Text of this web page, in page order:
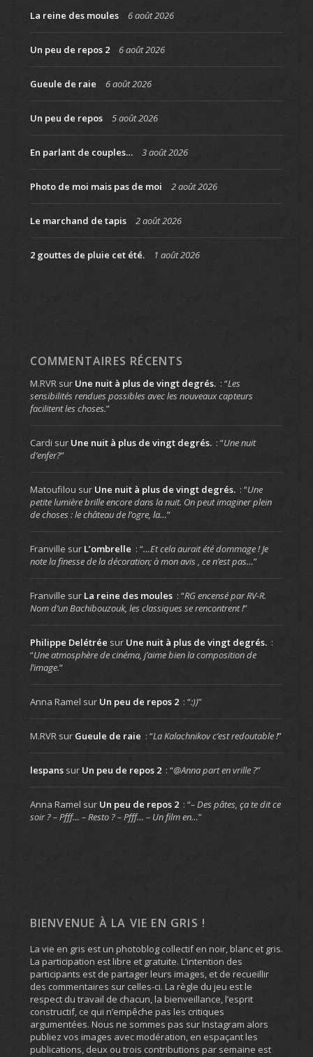
La reine des moules 6 août 2026
Un peu de repos 2 6 août 2026
Gueule de raie 6 août 2026
Un peu de repos 5 août 2026
En parlant de couples… 3 août 2026
Photo de moi mais pas de moi 2 août 2026
Le marchand de tapis 2 août 2026
2 gouttes de pluie cet été. 1 août 2026
COMMENTAIRES RÉCENTS
M.RVRsur Une nuit à plus de vingt degrés. : “Les
sensibilités rendues possibles avec les nouveaux capteurs
facilitent les choses.”
Cardi sur Une nuit à plus de vingt degrés. : “Une nuit
d’enfer?”
Matoufilou sur Une nuit à plus de vingt degrés. : “Une
petite lumière brille encore dans la nuit. On peut imaginer plein
de choses : le château de l’ogre, la…”
Franville sur L’ombrelle : “…Et cela aurait été dommage ! Je
note la finesse de la décoration; à mon avis , ce n’est pas…”
Franville sur La reine des moules : “RG encensé par RV-R.
Nom d’un Bachibouzouk, les classiques se rencontrent !”
Philippe Delétrée sur Une nuit à plus de vingt degrés. :
“Une atmosphère de cinéma, j’aime bien la composition de
l’image.”
Anna Ramel sur Un peu de repos 2 : “:))”
M.RVRsur Gueule de raie : “La Kalachnikov c’est redoutable !”
lespanssur Un peu de repos 2 : “@Anna part en vrille ?”
Anna Ramel sur Un peu de repos 2 : “– Des pâtes, ça te dit ce
soir ? – Pfff… – Resto ? – Pfff… – Un film en…”
BIENVENUE À LA VIE EN GRIS !
La vie en gris est un photoblog collectif en noir, blanc et gris.
La participation est libre et gratuite. L’intention des
participants est de partager leurs images, et de recueillir
des commentaires sur celles-ci. La règle du jeu est le
respect du travail de chacun, la bienveillance, l’esprit
constructif, ce qui n’empêche pas les critiques
argumentées. Nous ne sommes pas sur Instagram alors
publiez vos images avec modération, en espaçant les
publications, deux ou trois contributions par semaine est